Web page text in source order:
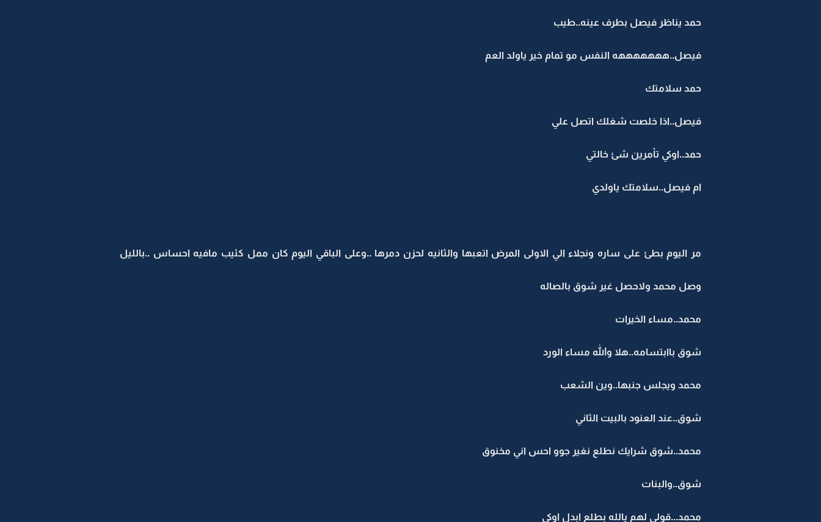
حمد يناظر فيصل بطرف عينه..طيب
فيصل..هههههههه النفس مو تمام خير ياولد العم
حمد سلامتك
فيصل..اذا خلصت شغلك اتصل علي
حمد..اوكي تأمرين شئ خالتي
ام فيصل..سلامتك ياولدي
مر اليوم بطئ على ساره ونجلاء الي الاولى المرض اتعبها والثانيه لحزن دمرها ..وعلى الباقي اليوم كان ممل كئيب مافيه احساس ..بالليل
وصل محمد ولاحصل غير شوق بالصاله
محمد..مساء الخيرات
شوق باابتسامه..هلا والله مساء الورد
محمد ويجلس جنبها..وين الشعب
شوق..عند العنود بالبيت الثاني
محمد..شوق شرايك نطلع نغير جوو احس اني مخنوق
شوق..والبنات
محمد...قولي لهم يالله بطلع ابدل اوكي